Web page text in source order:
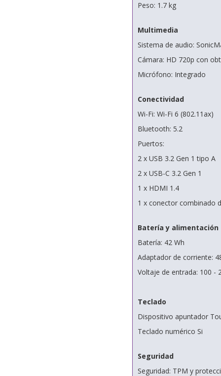
Peso: 1.7 kg
Multimedia
Sistema de audio:
Cámara: HD 720p con
Micrófono: Integrado
Conectividad
Wi-Fi: Wi-Fi 6 (802.11ax)
Bluetooth: 5.2
Puertos:
2 x USB 3.2 Gen 1 tipo A
2 x USB-C 3.2 Gen 1
1 x HDMI 1.4
1 x conector combinado
Batería y alimentación
Batería: 42 Wh
Adaptador de corriente:
Voltaje de entrada: 100 -
Teclado
Dispositivo apuntador
Teclado numérico Si
Seguridad
Seguridad: TPM y